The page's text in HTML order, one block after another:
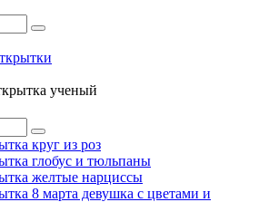
ученый
круг из роз
глобус и тюльпаны
желтые нарциссы
8 марта девушка с цветами и